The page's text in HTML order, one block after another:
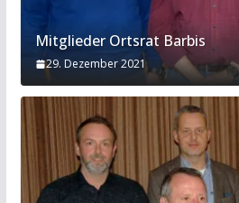
Mitglieder Ortsrat Barbis
29. Dezember 2021